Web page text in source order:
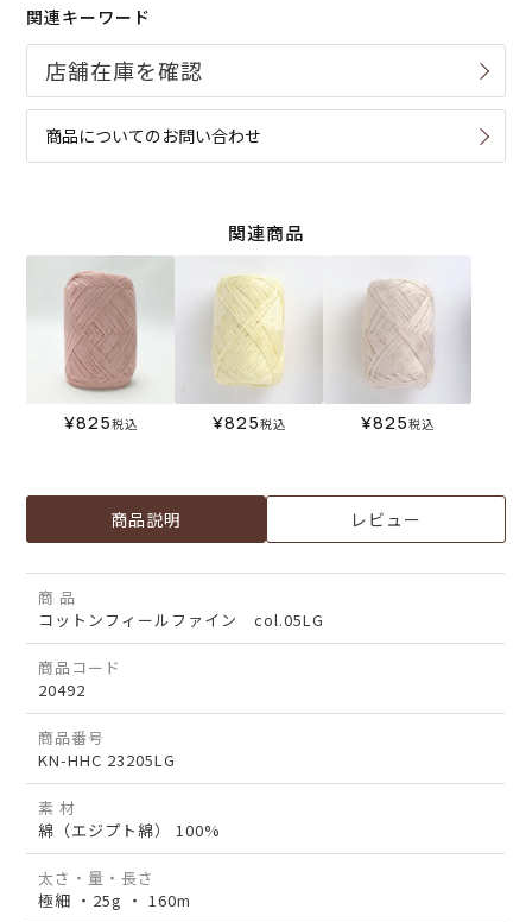
関連キーワード
商品についてのお問い合わせ
関連商品
¥825税込 ¥825税込 ¥825税込
商品説明 レビュー
商 品
コットンフィールファイン col.05LG
商品コード
20492
商品番号
KN-HHC 23205LG
素 材
綿（エジプト綿） 100%
太さ・量・長さ
極細 ・25g ・ 160m